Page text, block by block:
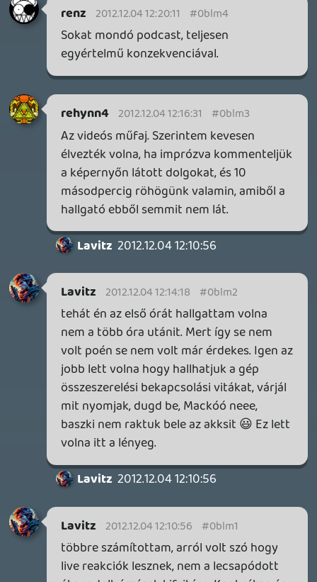
Benne: Isle of Reveries, Beaten Path, Moonlighter 2: The
Endless Vault, Fallen Tear: The Ascension.
CORSAIR CLIPPER PRO MINI 60 - KICSI, DE ERŐS
5
FIRE EMBLEM: FORTUNE'S WEAVE DIRECT, MAFIA: THE OLD
COUNTRY DLC – EZ TÖRTÉNT KEDDEN
Továbbá: Crimson Moon, The Walking Dead: Streets of
Survival, Endless Legend II.
GAME PASS: AUGUSZTUS ELSŐ HETEI
inkább a Premium előfizetők könyvtára növekedik majd
a következő néhány napban.
3 napja
HETI MEGJELENÉSEK | 2026 #32 PREMIER
7
IAN LIVINGSTONE - A VÉR-SZIGET LABIRINTUSA KÖNYV